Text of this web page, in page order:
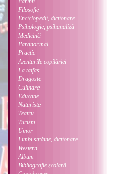
Filosofie
Enciclopedii, dicționare
Psihologie, psihanaliză
Medicină
Paranormal
Practic
Aventurile copilăriei
La taifas
Dragoste
Culinare
Educație
Naturiste
Teatru
Turism
Umor
Limbi străine, dicționare
Western
Album
Bibliografie școlară